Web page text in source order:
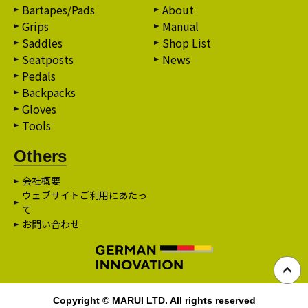
Bartapes/Pads
Grips
Saddles
Seatposts
Pedals
Backpacks
Gloves
Tools
About
Manual
Shop List
News
Others
会社概要
ウェブサイトご利用にあたっ
て
お問い合わせ
Copyright © MARUI LTD. All rights reserved